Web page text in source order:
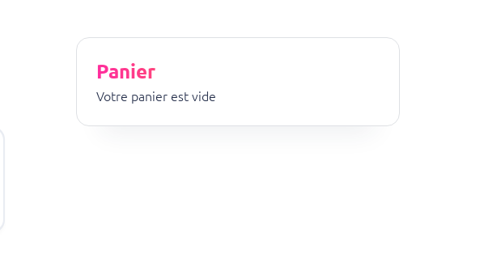
Panier
Votre panier est vide